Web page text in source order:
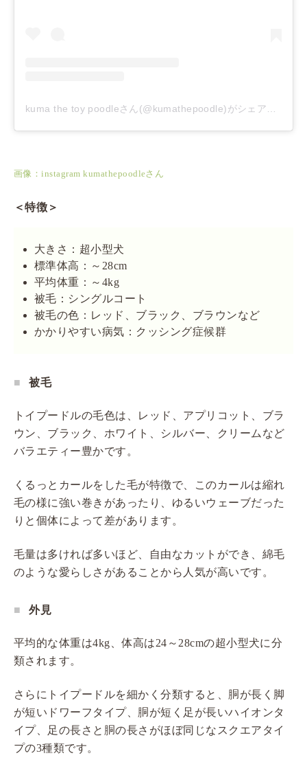
kuma the toy poodleさん(@kumathepoodle)がシェアした投稿
画像：instagram kumathepoodleさん
＜特徴＞
大きさ：超小型犬
標準体高：～28cm
平均体重：～4kg
被毛：シングルコート
被毛の色：レッド、ブラック、ブラウンなど
かかりやすい病気：クッシング症候群
被毛
トイプードルの毛色は、レッド、アプリコット、ブラ
ウン、ブラック、ホワイト、シルバー、クリームなど
バラエティー豊かです。
くるっとカールをした毛が特徴で、このカールは縮れ
毛の様に強い巻きがあったり、ゆるいウェーブだった
りと個体によって差があります。
毛量は多ければ多いほど、自由なカットができ、綿毛
のような愛らしさがあることから人気が高いです。
外見
平均的な体重は4kg、体高は24～28cmの超小型犬に分
類されます。
さらにトイプードルを細かく分類すると、胴が長く脚
が短いドワーフタイプ、胴が短く足が長いハイオンタ
イプ、足の長さと胴の長さがほぼ同じなスクエアタイ
プの3種類です。